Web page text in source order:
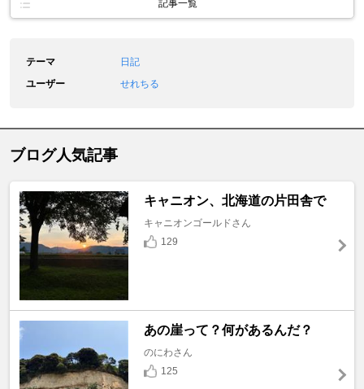
記事一覧
テーマ
日記
ユーザー
せれちる
ブログ人気記事
キャニオン、北海道の片田舎で
キャニオンゴールドさん
129
あの崖って？何があるんだ？
のにわさん
125